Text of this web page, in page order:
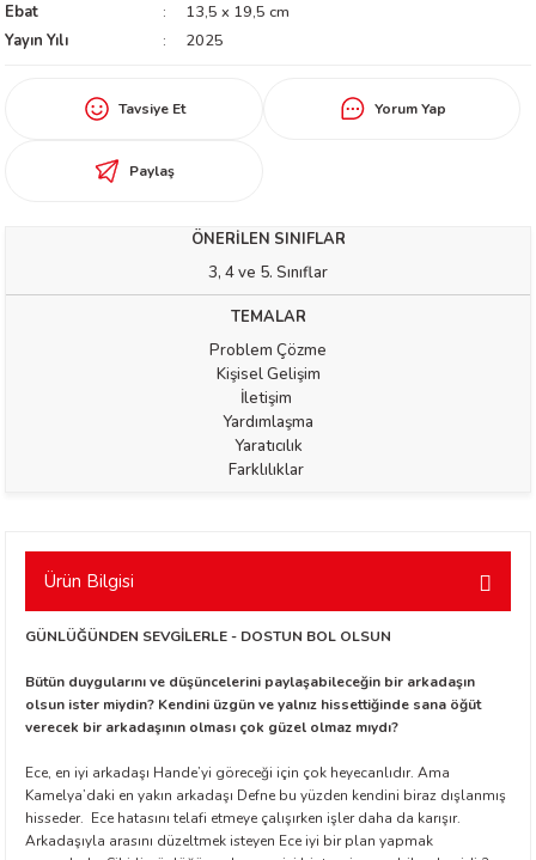
Ebat
13,5 x 19,5 cm
Yayın Yılı
2025
Tavsiye Et Yorum Yap
Paylaş
ÖNERİLEN SINIFLAR
3, 4 ve 5. Sınıflar
TEMALAR
Problem Çözme
Kişisel Gelişim
İletişim
Yardımlaşma
Yaratıcılık
Farklılıklar
Ürün Bilgisi
GÜNLÜĞÜNDEN SEVGİLERLE - DOSTUN BOL OLSUN
Bütün duygularını ve düşüncelerini paylaşabileceğin bir arkadaşın
olsun ister miydin? Kendini üzgün ve yalnız hissettiğinde sana öğüt
verecek bir arkadaşının olması çok güzel olmaz mıydı?
Ece, en iyi arkadaşı Hande’yi göreceği için çok heyecanlıdır. Ama
Kamelya’daki en yakın arkadaşı Defne bu yüzden kendini biraz dışlanmış
hisseder. Ece hatasını telafi etmeye çalışırken işler daha da karışır.
Arkadaşıyla arasını düzeltmek isteyen Ece iyi bir plan yapmak